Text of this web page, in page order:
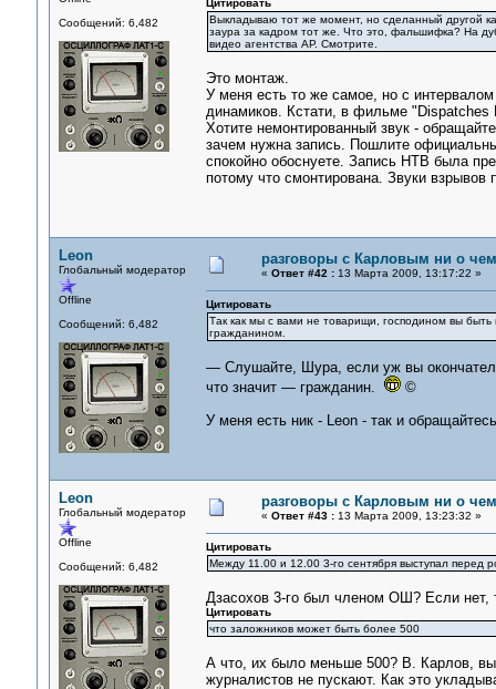
Сообщений: 6,482
Цитировать
Выкладываю тот же момент, но сделанный другой
заура за кадром тот же. Что это, фальшифка? На
видео агентства АР. Смотрите.
Это монтаж.
У меня есть то же самое, но с
динамиков. Кстати, в фильме
Хотите немонтированный звук -
зачем нужна запись. Пошлите
спокойно обоснуете. Запись НТВ была
потому что смонтирована. Звуки взрывов
Leon
Глобальный модератор
Offline
Сообщений: 6,482
разговоры с Карловым ни о
« Ответ #42 :13 Марта 2009, 13:17:22 »
Цитировать
Так как мы с вами не товарищи, господином вы быть
гражданином.
— Слушайте, Шура, если уж вы
что значит — гражданин.
©
У меня есть ник - Leon - так и
Leon
Глобальный модератор
Offline
Сообщений: 6,482
разговоры с Карловым ни о
« Ответ #43 :13 Марта 2009, 13:23:32 »
Цитировать
Между 11.00 и 12.00 3-го сентября выступал перед
Дзасохов 3-го был членом ОШ? Если нет,
Цитировать
что заложников может быть более 500
А что, их было меньше 500? В. Карлов,
журналистов не пускают. Как это